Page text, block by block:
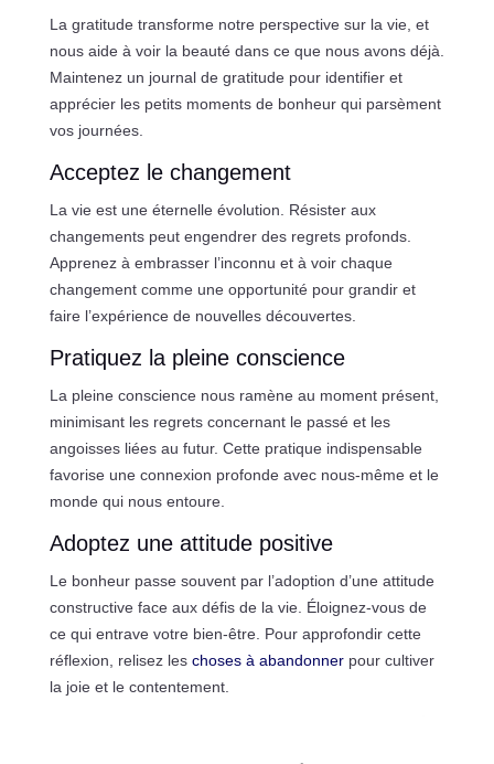
La gratitude transforme notre perspective sur la vie, et
nous aide à voir la beauté dans ce que nous avons déjà.
Maintenez un journal de gratitude pour identifier et
apprécier les petits moments de bonheur qui parsèment
vos journées.
Acceptez le changement
La vie est une éternelle évolution. Résister aux
changements peut engendrer des regrets profonds.
Apprenez à embrasser l’inconnu et à voir chaque
changement comme une opportunité pour grandir et
faire l’expérience de nouvelles découvertes.
Pratiquez la pleine conscience
La pleine conscience nous ramène au moment présent,
minimisant les regrets concernant le passé et les
angoisses liées au futur. Cette pratique indispensable
favorise une connexion profonde avec nous-même et le
monde qui nous entoure.
Adoptez une attitude positive
Le bonheur passe souvent par l’adoption d’une attitude
constructive face aux défis de la vie. Éloignez-vous de
ce qui entrave votre bien-être. Pour approfondir cette
réflexion, relisez les choses à abandonnerpour cultiver
la joie et le contentement.